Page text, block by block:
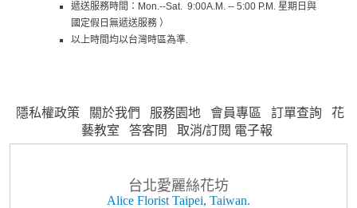
遞送服務時間：Mon.--Sat. 9:00A.M. -- 5:00 P.M. 星期日與
國定假日無遞送服務 ）
以上時間均以台灣時區為準.
隱私權政策 關於我們 服務園地 會員專區 訂單查詢
花
藝教室
答客問 取消/訂閱 電子報
台北愛麗絲花坊
Alice Florist Taipei, Taiwan.